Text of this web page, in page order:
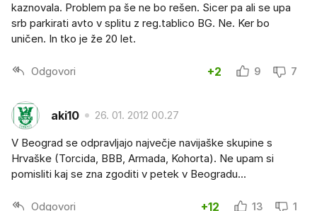
kaznovala. Problem pa še ne bo rešen. Sicer pa ali se upa
srb parkirati avto v splitu z reg.tablico BG. Ne. Ker bo
uničen. In tko je že 20 let.
Odgovori +2 9 7
aki10 26. 01. 2012 00.27
V Beograd se odpravljajo največje navijaške skupine s
Hrvaške (Torcida, BBB, Armada, Kohorta). Ne upam si
pomisliti kaj se zna zgoditi v petek v Beogradu...
Odgovori +12 13 1